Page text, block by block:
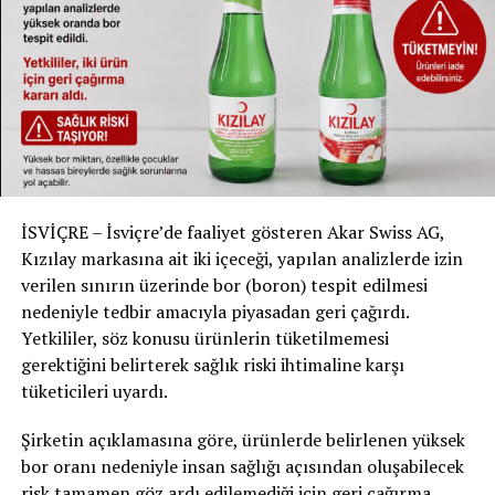
şirketler ve iş arayanlar arasında sıklıkla uyuşmazlıklar
yaşanıyor,” diyor.
Bazı yetkililer ise RAV’a kayıt olmanın işe girmek için
yeterli olmadığını savunuyor. Konferans der
Kantonsregierungen KDK’dan Nicole Gysin, “Önemli
olan, iş arayan kişilerin gerçekten desteklenmesidir.
Kimin yardımcı olduğu fark etmez, önemli olan bu
desteğin sağlanmasıdır” diyor.
HEDEF: YÜZDE 40 İSTİHDAM ORANI
Ukraynalıların İsviçre’deki iş gücü piyasasına
entegrasyonu hedefi, 2024 sonuna kadar yüzde 40’a
ulaşmak olarak belirlenmişti. Ancak mevcut durumda bu
oran yüzde 29’dadır. Gerber, hedefin ulaşılabilirliğini
istihdam oranının yüzde 35 olduğunu belirtiyor. Fakat yıl
sonuna kadar gelen yeni Ukraynalı mültecilerle bu oran
İSVİÇRE – İsviçre’de faaliyet gösteren Akar Swiss AG,
Kızılay markasına ait iki içeceği, yapılan analizlerde izin
verilen sınırın üzerinde bor (boron) tespit edilmesi
nedeniyle tedbir amacıyla piyasadan geri çağırdı.
Yetkililer, söz konusu ürünlerin tüketilmemesi
gerektiğini belirterek sağlık riski ihtimaline karşı
tüketicileri uyardı.
Şirketin açıklamasına göre, ürünlerde belirlenen yüksek
bor oranı nedeniyle insan sağlığı açısından oluşabilecek